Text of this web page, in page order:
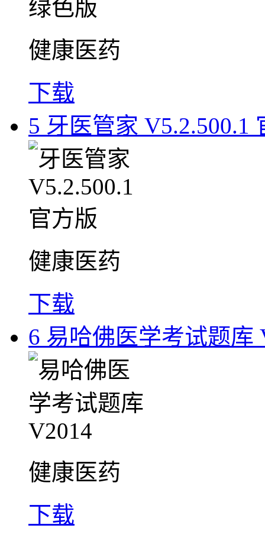
健康医药
下载
5 牙医管家 V5.2.500.1
健康医药
下载
6 易哈佛医学考试题库
健康医药
下载